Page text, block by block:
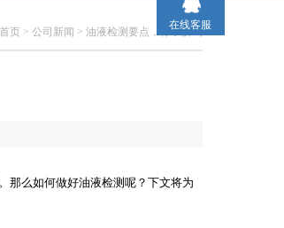
首页 > 公司新闻 > 油液检测要点，你了解吗
那么如何做好油液检测呢？下文将为
在线客服